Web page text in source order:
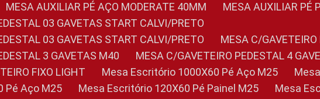
MESA AUXILIAR PÉ AÇO MODERATE 40MM
MESA AUXILIAR
03 GAVETAS START CALVI/PRETO
03 GAVETAS START CALVI/PRETO
MESA C/
3 GAVETAS M40
MESA C/GAVETEIRO PEDESTAL 4
FIXO LIGHT
Mesa Escritório 1000X60 Pé Aço M25
Pé Aço M25
Mesa Escritório 120X60 Pé Painel M25
Mesa